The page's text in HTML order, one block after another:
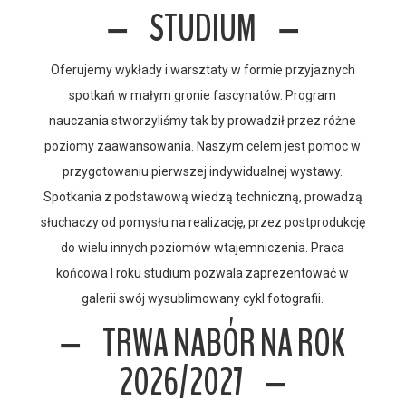
STUDIUM
Oferujemy wykłady i warsztaty w formie przyjaznych
spotkań w małym gronie fascynatów. Program
nauczania stworzyliśmy tak by prowadził przez różne
poziomy zaawansowania. Naszym celem jest pomoc w
przygotowaniu pierwszej indywidualnej wystawy.
Spotkania z podstawową wiedzą techniczną, prowadzą
słuchaczy od pomysłu na realizację, przez postprodukcję
do wielu innych poziomów wtajemniczenia. Praca
końcowa I roku studium pozwala zaprezentować w
galerii swój wysublimowany cykl fotografii.
TRWA NABÓR NA ROK
2026/2027